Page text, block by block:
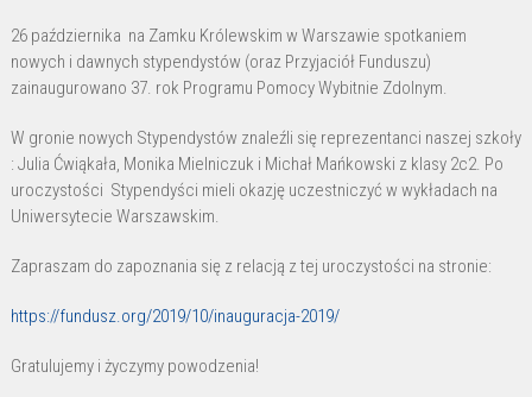
Krajowego
na
Rzecz
Dzieci
26 października na Zamku Królewskim w Warszawie spotkaniem
nowych i dawnych stypendystów (oraz Przyjaciół Funduszu)
zainaugurowano 37. rok Programu Pomocy Wybitnie Zdolnym.
W gronie nowych Stypendystów znaleźli się reprezentanci naszej szkoły
: Julia Ćwiąkała, Monika Mielniczuk i Michał Mańkowski z klasy 2c2. Po
uroczystości Stypendyści mieli okazję uczestniczyć w wykładach na
Uniwersytecie Warszawskim.
Zapraszam do zapoznania się z relacją z tej uroczystości na stronie:
https://fundusz.org/2019/10/inauguracja-2019/
Gratulujemy i życzymy powodzenia!